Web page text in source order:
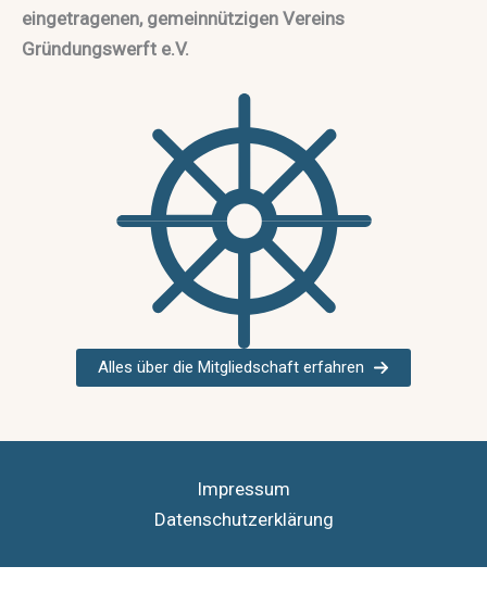
eingetragenen, gemeinnützigen Vereins
Gründungswerft e.V.
Alles über die Mitgliedschaft erfahren
Impressum
Datenschutzerklärung